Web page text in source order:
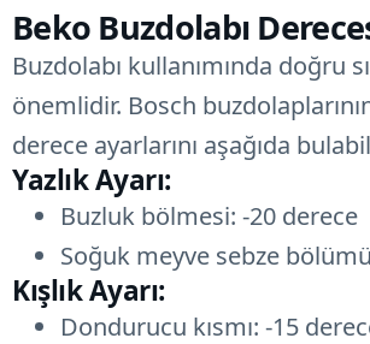
Beko Buzdolabı
Buzdolabı kullanımında doğru
önemlidir. Bosch
derece ayarlarını aşağıda
Yazlık Ayarı:
Buzluk bölmesi: -20 derece
Soğuk meyve sebze
Kışlık Ayarı:
Dondurucu kısmı: -15